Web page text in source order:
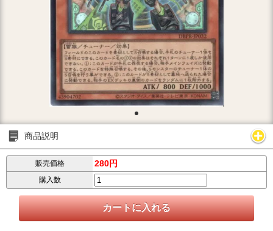
商品説明
販売価格 280円
購入数